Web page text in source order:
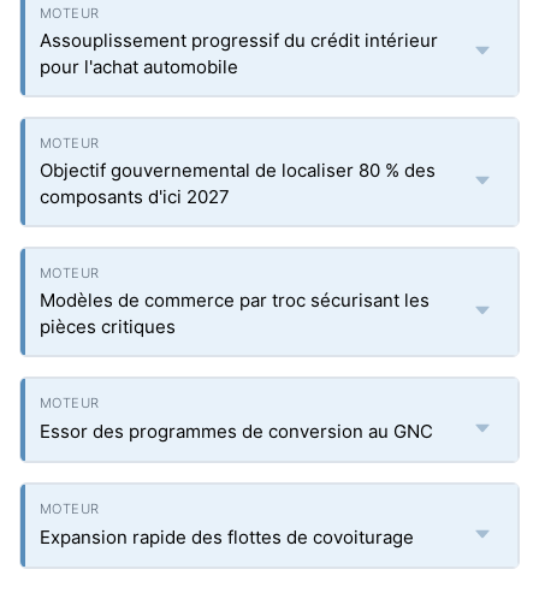
Assouplissement progressif du crédit intérieur
pour l'achat automobile
Objectif gouvernemental de localiser 80 % des
composants d'ici 2027
Modèles de commerce par troc sécurisant les
pièces critiques
Essor des programmes de conversion au GNC
Expansion rapide des flottes de covoiturage